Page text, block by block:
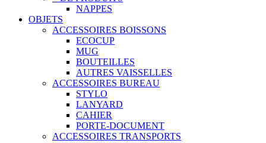
NAPPES
OBJETS
ACCESSOIRES BOISSONS
ECOCUP
MUG
BOUTEILLES
AUTRES VAISSELLES
ACCESSOIRES BUREAU
STYLO
LANYARD
CAHIER
PORTE-DOCUMENT
ACCESSOIRES TRANSPORTS